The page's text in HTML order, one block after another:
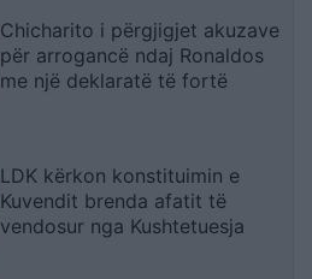
Chicharito i përgjigjet akuzave
për arrogancë ndaj Ronaldos
me një deklaratë të fortë
LDK kërkon konstituimin e
Kuvendit brenda afatit të
vendosur nga Kushtetuesja